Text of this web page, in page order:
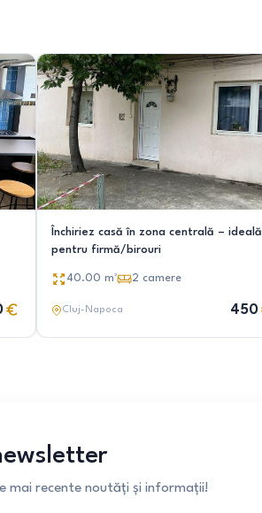
Închiriez casă în zona centrală – ideală
pentru firmă/birouri
40.00 m² 2 camere
Cluj-Napoca 450
mai recente noutăți și informații!